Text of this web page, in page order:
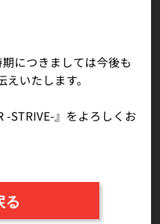
につきましては今後も
えいたします。
-STRIVE-』をよろしくお
る